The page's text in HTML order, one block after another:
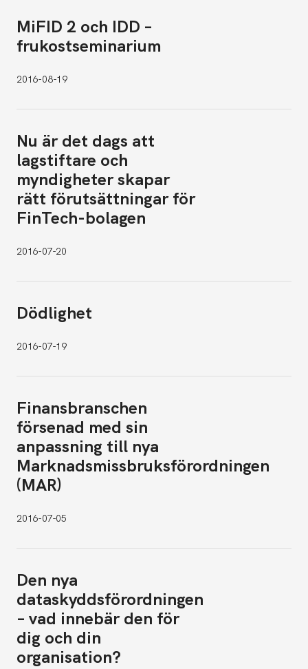
MiFID 2 och IDD –
frukostseminarium
2016-08-19
Nu är det dags att
lagstiftare och
myndigheter skapar
rätt förutsättningar för
FinTech-bolagen
2016-07-20
Dödlighet
2016-07-19
Finansbranschen
försenad med sin
anpassning till nya
Marknadsmissbruksförordningen
(MAR)
2016-07-05
Den nya
dataskyddsförordningen
– vad innebär den för
dig och din
organisation?